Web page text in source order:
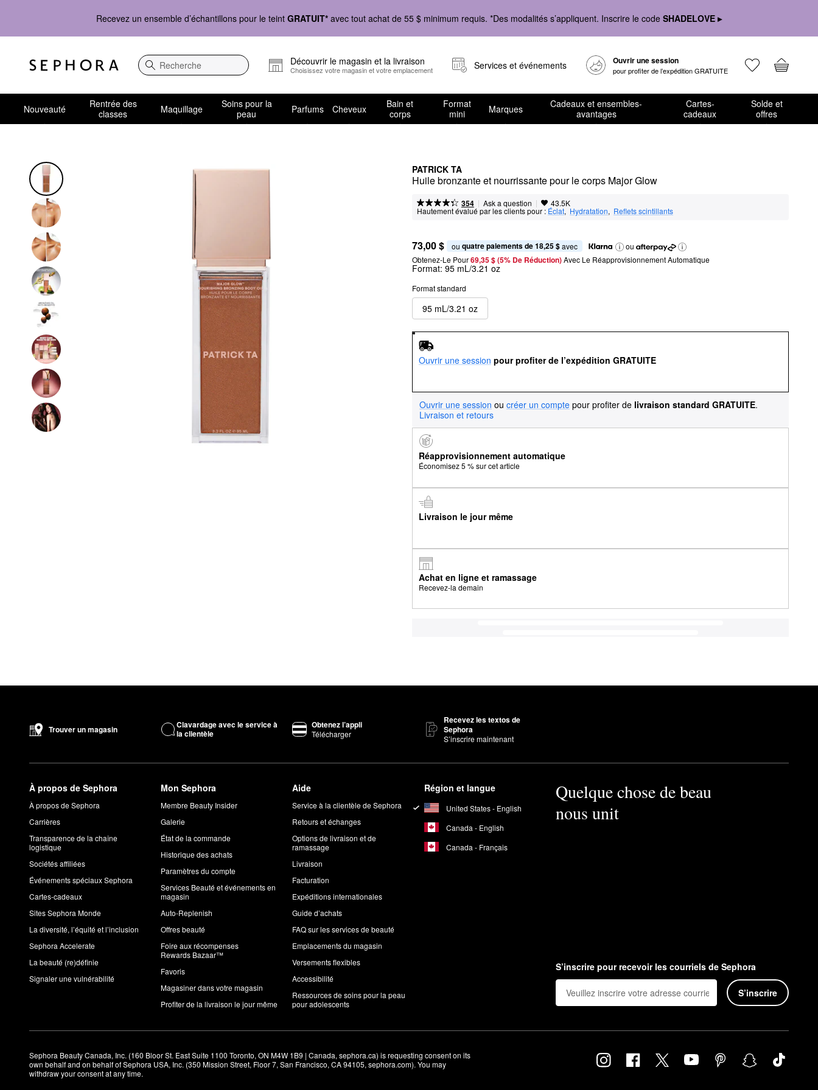
Recevez un ensemble d’échantillons pour le teint GRATUIT* avec tout achat de 55 $ minimum requis. *Des modalités s’appliquent. Inscrire le code SHADELOVE ▸
Recherche
Découvrir le magasin et la livraison
Choisissez votre magasin et votre emplacement Services et événements Ouvrir une session
pour profiter de l’expédition GRATUITE
Nouveauté
Rentrée des
classes
Maquillage
Soins pour la
peau
Parfums Cheveux
Bain et
corps
Format
mini
Marques
Cadeaux et ensembles-
avantages
Cartes-
cadeaux
Solde et
offres
PATRICK TA
Huile bronzante et nourrissante pour le corps Major Glow
354 | Ask a question | 43.5K
Hautement évalué par les clients pour : Éclat, Hydratation, Reflets scintillants
73,00 $ ou quatre paiements de 18,25 $ avec
ou
Obtenez-Le Pour69,35 $ (5% De Réduction) Avec Le Réapprovisionnement Automatique
Format: 95 mL/3.21 oz
Format standard
95 mL/3.21 oz
Ouvrir une session pour profiter de l’expédition GRATUITE
Ouvrir une session ou créer un compte pour profiter de livraison standard GRATUITE.
Livraison et retours
Réapprovisionnement automatique
Économisez 5 % sur cet article
Livraison le jour même
Achat en ligne et ramassage
Recevez-la demain
Trouver un magasin
Clavardage avec le service à
la clientèle
Obtenez l’appli
Télécharger
Recevez les textos de
Sephora
S’inscrire maintenant
À propos de Sephora
À propos de Sephora
Carrières
Transparence de la chaîne
logistique
Sociétés affiliées
Événements spéciaux Sephora
Cartes-cadeaux
Sites Sephora Monde
La diversité, l’équité et l’inclusion
Sephora Accelerate
La beauté (re)définie
Signaler une vulnérabilité
Mon Sephora
Membre Beauty Insider
Galerie
État de la commande
Historique des achats
Paramètres du compte
Services Beauté et événements en
magasin
Auto-Replenish
Offres beauté
Foire aux récompenses
Rewards Bazaar™
Favoris
Magasiner dans votre magasin
Profiter de la livraison le jour même
Aide
Service à la clientèle de Sephora
Retours et échanges
Options de livraison et de
ramassage
Livraison
Facturation
Expéditions internationales
Guide d’achats
FAQ sur les services de beauté
Emplacements du magasin
Versements flexibles
Accessibilité
Ressources de soins pour la peau
pour adolescents
Région et langue
United States - English
Canada - English
Canada - Français
Quelque chose de beau
nous unit
S’inscrire pour recevoir les courriels de Sephora
S’inscrire
Sephora Beauty Canada, Inc. (160 Bloor St. East Suite 1100 Toronto, ON M4W 1B9 | Canada, sephora.ca) is requesting consent on its
own behalf and on behalf of Sephora USA, Inc. (350 Mission Street, Floor 7, San Francisco, CA 94105, sephora.com). You may
withdraw your consent at any time.